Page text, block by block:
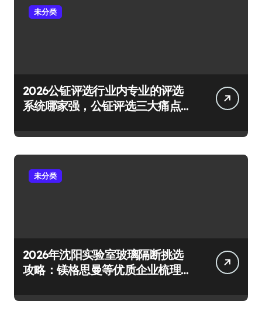
未分类
2026公钲评选行业内专业的评选
系统哪家强，公钲评选三大痛点
未分类
2026年沈阳实验室玻璃隔断挑选
攻略：镁格思曼等优质企业梳理